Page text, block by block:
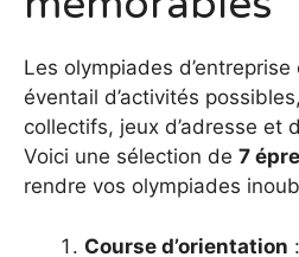
Les olympiades
éventail d’activités
collectifs, jeux d’adresse et
Voici une sélection de 7
rendre vos olympiades
Course d’orientation